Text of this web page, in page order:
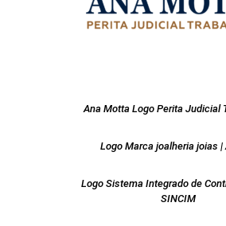
Ana Motta Logo Perita Judicial
Logo Marca joalheria joias |
Logo Sistema Integrado de
SINCIM